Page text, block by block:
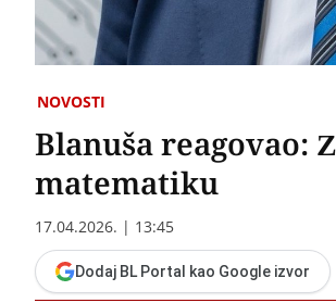
NOVOSTI
Blanuša reagovao:
matematiku
17.04.2026. | 13:45
Dodaj BL Portal kao Google izvor